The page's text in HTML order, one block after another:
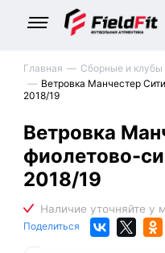
Главная Сборные и клубы
Ветровка Манчестер
2018/19
Ветровка
фиолетово-
2018/19
Поделиться